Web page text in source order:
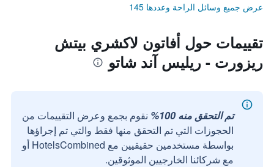
عرض جميع وسائل الراحة وعددها 145
تقييمات حول أفاتون لاكشري بيتش
ريزورت - ريليس آند شاتو
تم التحقق منه 100%
نقوم بجمع وعرض التقييمات من
الحجوزات التي تم التحقق منها فقط والتي تم إجراؤها
بواسطة مستخدمين حقيقيين مع HotelsCombined أو
مع شركائنا الخارجيين الموثوقين.